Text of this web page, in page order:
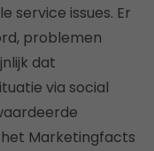
service issues. Er
problemen
dat
via social
Marketingfacts